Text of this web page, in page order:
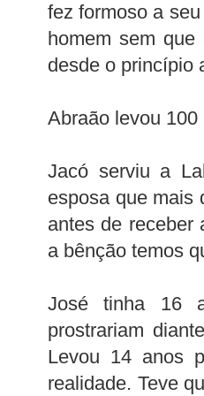
fez formoso a
homem sem
desde o princípio
Abraão levou
Jacó serviu a
esposa que mais
antes de receber
a bênção temos
José tinha 16
prostrariam
Levou 14 anos
realidade. Teve